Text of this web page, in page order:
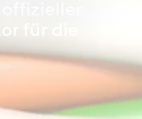
für die